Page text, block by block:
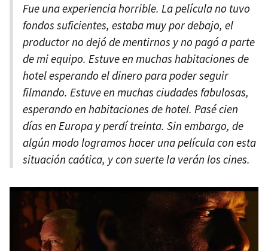
Fue una experiencia horrible. La película no tuvo
fondos suficientes, estaba muy por debajo, el
productor no dejó de mentirnos y no pagó a parte
de mi equipo. Estuve en muchas habitaciones de
hotel esperando el dinero para poder seguir
filmando. Estuve en muchas ciudades fabulosas,
esperando en habitaciones de hotel. Pasé cien
días en Europa y perdí treinta. Sin embargo, de
algún modo logramos hacer una película con esta
situación caótica, y con suerte la verán los cines.